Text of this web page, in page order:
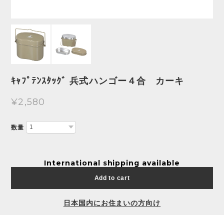
ｷｬﾌﾟﾃﾝｽﾀｯｸﾞ 兵式ハンゴー４合 カーキ
¥2,580
数量
International shipping available
Add to cart
日本国内にお住まいの方向け